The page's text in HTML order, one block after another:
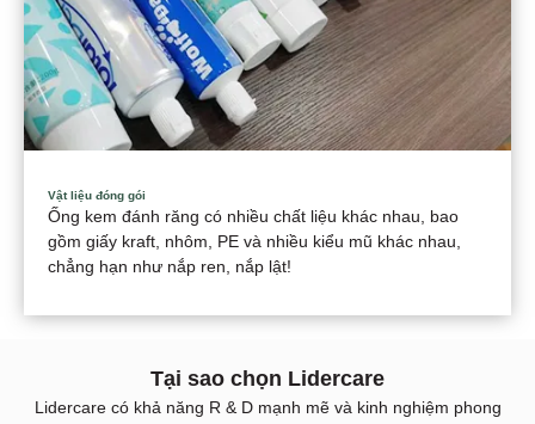
Vật liệu đóng gói
Ống kem đánh răng có nhiều chất liệu khác nhau, bao
gồm giấy kraft, nhôm, PE và nhiều kiểu mũ khác nhau,
chẳng hạn như nắp ren, nắp lật!
Tại sao chọn Lidercare
Lidercare có khả năng R & D mạnh mẽ và kinh nghiệm phong